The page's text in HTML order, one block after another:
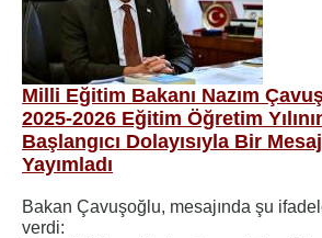
Milli Eğitim Bakanı Nazım
2025-2026 Eğitim Öğretim
Başlangıcı Dolayısıyla Bir Mesaj
Yayımladı
Bakan Çavuşoğlu, mesajında şu
verdi: